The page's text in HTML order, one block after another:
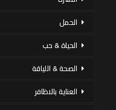
الحمل
الحياة & حب
الصحة & اللياقة
العناية بالاظافر